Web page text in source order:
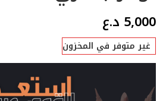
5,000 د.ع
غير متوفر في المخزون